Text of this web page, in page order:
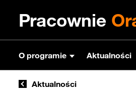
Pracownie
O programie Aktualności
Aktualności